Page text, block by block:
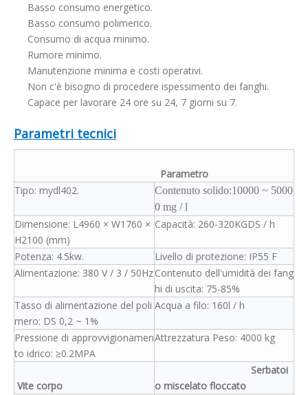
Basso consumo energetico.
Basso consumo polimerico.
Consumo di acqua minimo.
Rumore minimo.
Manutenzione minima e costi operativi.
Non c'è bisogno di procedere ispessimento dei fanghi.
Capace per lavorare 24 ore su 24, 7 giorni su 7.
Parametri tecnici
Parametro
Tipo: mydl402.
Contenuto solido:10000 ~ 5000
0 mg / l
Dimensione: L4960 × W1760 ×
H2100 (mm)
Capacità: 260-320KGDS / h
Potenza: 4.5kw.
Livello di protezione: IP55 F
Alimentazione: 380 V / 3 / 50HzContenuto dell'umidità dei fang
hi di uscita: 75-85%
Tasso di alimentazione del poli
mero: DS 0,2 ~ 1%
Acqua a filo: 160l / h
Pressione di approvvigionamen
to idrico: ≥0.2MPA
Attrezzatura Peso: 4000 kg
Vite corpo
Serbatoi
o miscelato floccato